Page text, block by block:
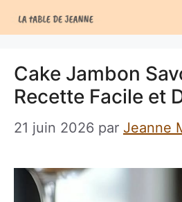
au
Cake Jambon
Recette Facile et
21 juin 2026 par Jeanne